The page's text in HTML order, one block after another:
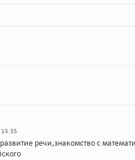
15:35
речи,знакомство с